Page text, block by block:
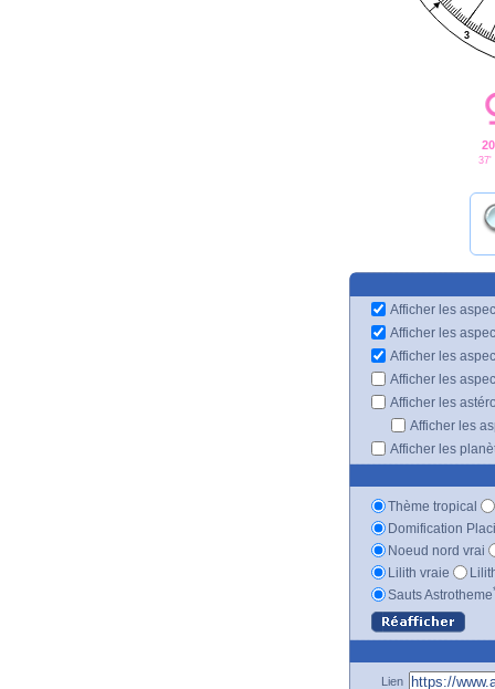
3
37'
Afficher les
Afficher les
Afficher les
Afficher les
Afficher les
Afficher les
Afficher les
Thème tropical
Domification
Noeud nord vrai
Lilith vraie
Sauts Astrotheme
Lien